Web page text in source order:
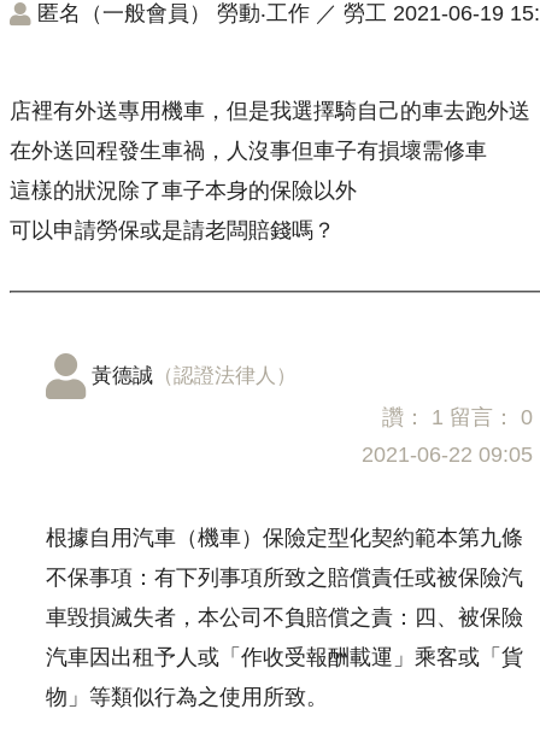
匿名（一般會員） 勞動‧工作 ／ 勞工 2021-06-19
店裡有外送專用機車，但是我選擇騎自己的車去跑外送
在外送回程發生車禍，人沒事但車子有損壞需修車
這樣的狀況除了車子本身的保險以外
可以申請勞保或是請老闆賠錢嗎？
黃德誠 （認證法律人）
讚： 1 留言： 0
2021-06-22 09:05
根據自用汽車（機車）保險定型化契約範本第九條
不保事項：有下列事項所致之賠償責任或被保險汽
車毀損滅失者，本公司不負賠償之責：四、被保險
汽車因出租予人或「作收受報酬載運」乘客或「貨
物」等類似行為之使用所致。